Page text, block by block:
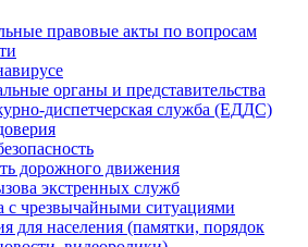
правовые акты по вопросам
органы и представительства
диспетчерская служба (ЕДДС)
дорожного движения
экстренных служб
с чрезвычайными ситуациями
для населения (памятки, порядок